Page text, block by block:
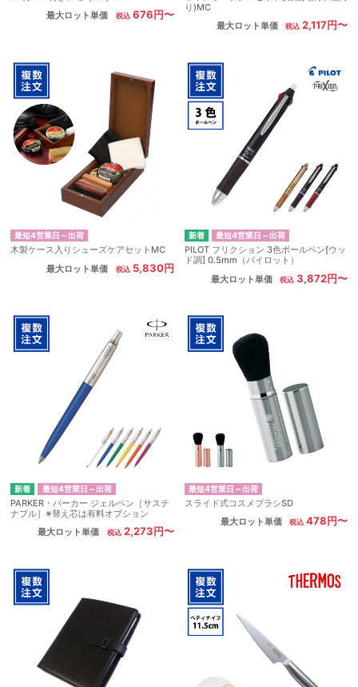
最大ロット単価
676円〜
り)MC
最大ロット単価
2,117円〜
最短4営業日～出荷
木製ケース入りシューズケアセットMC
最大ロット単価
5,830円
最短4営業日～出荷
PILOT フリクション 3色ボールペン[ウッ
ド調] 0.5mm（パイロット）
最大ロット単価
3,872円〜
最短4営業日～出荷
PARKER・パーカー ジェルペン［サステ
ナブル］※替え芯は有料オプション
最大ロット単価
2,273円〜
最短4営業日～出荷
スライド式コスメブラシSD
最大ロット単価
478円〜